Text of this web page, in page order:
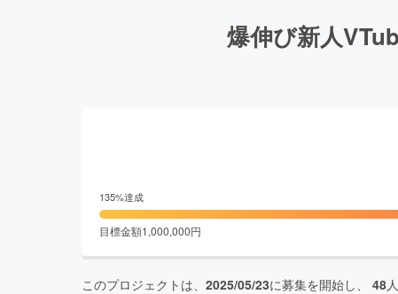
爆伸び新人
135%達成
目標金額1,000,000円
このプロジェクトは、 2025/05/23に募集を開始し、 48